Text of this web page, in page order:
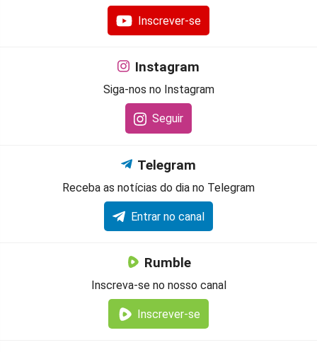
Inscrever-se
Instagram
Siga-nos no Instagram
Seguir
Telegram
Receba as notícias do dia no Telegram
Entrar no canal
Rumble
Inscreva-se no nosso canal
Inscrever-se